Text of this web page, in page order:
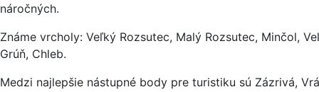
náročných.
Známe vrcholy: Veľký Rozsutec, Malý Rozsutec, Minčol,
Grúň, Chleb.
Medzi najlepšie nástupné body pre turistiku sú Zázrivá,